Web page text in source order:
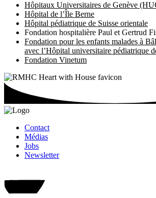
Hôpitaux Universitaires de Genève
Hôpital de l’Île Berne
Hôpital pédiatrique de Suisse orientale
Fondation hospitalière Paul et Gertrud
Fondation pour les enfants malades à
avec l’Hôpital universitaire pédiatrique
Fondation Vinetum
Contact
Médias
Jobs
Newsletter